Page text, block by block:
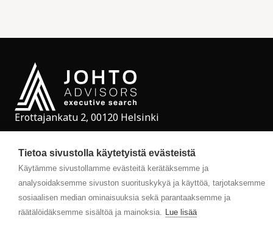
Tietoa sivustolla käytetyistä evästeistä
Käytämme sivustollamme evästeitä kerätäksemme ja
analysoidaksemme sivuston suorituskykyä ja käyttöä, tarjotaksemme
sosiaalisen median ominaisuuksia sekä parantaaksemme ja
räätälöidäksemme sisältöä ja mainoksia. Lue lisää
Erottajankatu 2, 00120 Helsinki
Rekisteriseloste
Follow us on social